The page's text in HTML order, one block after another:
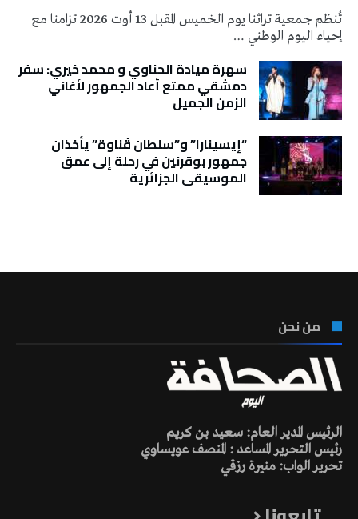
تُنظم جمعية تراثنا يوم الخميس المقبل 13 أوت 2026 تزامنا مع
إحياء اليوم الوطني …
سهرة ميادة الحناوي و محمد خيري: سفر
دمشقي ممتع أعاد الجمهور لأغاني
الزمن الجميل
“إيسينارا” و”سلطان ڤناوة” يأخذان
جمهور بوقرنين في رحلة إلى عمق
الموسيقى الجزائرية
من نحن
الرئيس المدير العام: سعيد بن كريم
رئيس التحرير المساعد : المنصف عويساوي
تحرير الواب: منيرة رزقي